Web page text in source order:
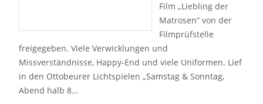
Film „Liebling der
Matrosen“ von der
Filmprüfstelle
freigegeben. Viele Verwicklungen und
Missverständnisse, Happy-End und viele Uniformen. Lief
in den Ottobeurer Lichtspielen „Samstag & Sonntag,
Abend halb 8…